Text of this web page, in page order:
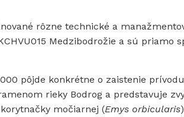
rôzne technické a
Medzibodrožie a sú priamo
pôjde konkrétne o zaistenie
rieky Bodrog a predstavuje
močiarnej (Emys orbicularis